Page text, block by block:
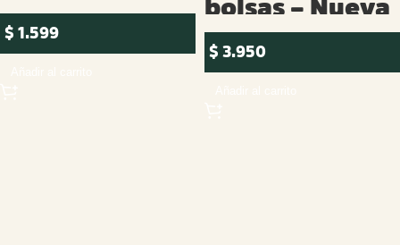
$ 1.599
bolsas – Nueva
Fórmula
$ 3.950